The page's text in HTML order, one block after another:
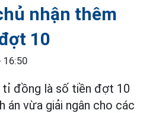
nhận thêm
10
16:50
tỉ đồng là số tiền đợt 10
án vừa giải ngân cho các